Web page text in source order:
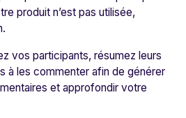
produit n’est pas utilisée,
vos participants, résumez leurs
à les commenter afin de générer
et approfondir votre